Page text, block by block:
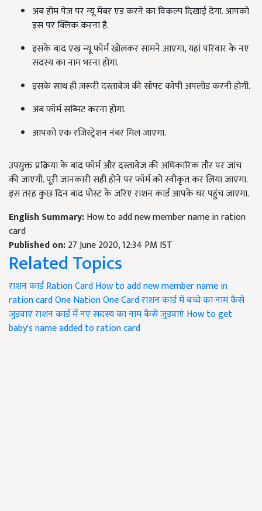
अब होम पेज पर न्यू मेंबर एड करने का विकल्प दिखाई देगा. आपको
इस पर क्लिक करना है.
इसके बाद एख न्यू फॉर्म खोलकर सामने आएगा, यहां परिवार के नए
सदस्य का नाम भरना होगा.
इसके साथ ही ज़रूरी दस्तावेज की सॉफ्ट कॉपी अपलोड करनी होगी.
अब फॉर्म सब्मिट करना होगा.
आपको एक रजिस्ट्रेशन नंबर मिल जाएगा.
उपय़ुक्त प्रक्रिया के बाद फॉर्म और दस्तावेज की अधिकारिक तौर पर जांच
की जाएगी. पूरी जानकारी सही होने पर फॉर्म को स्वीकृत कर लिया जाएगा.
इस तरह कुछ दिन बाद पोस्ट के जरिए राशन कार्ड आपके घर पहुंच जाएगा.
English Summary:How to add new member name in ration
card
Published on:27 June 2020, 12:34 PM IST
Related Topics
राशन कार्डRation CardHow to add new member name in
ration cardOne Nation One Cardराशन कार्ड में बच्चे का नाम कैसे
जुड़वाएंराशन कार्ड में नए सदस्य का नाम कैसे जुड़वाएंHow to get
baby's name added to ration card